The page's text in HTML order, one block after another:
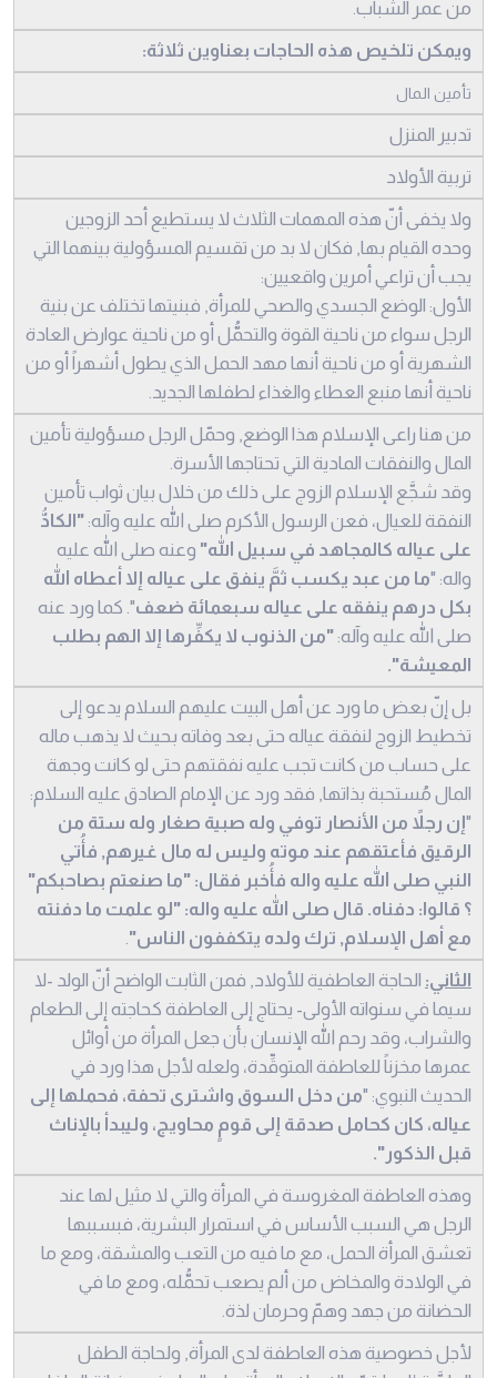
من عمر الشباب.
ويمكن تلخيص هذه الحاجات بعناوين ثلاثة:
تأمين المال
تدبير المنزل
تربية الأولاد
ولا يخفى أنّ هذه المهمات الثلاث لا يستطيع أحد الزوجين
وحده القيام بها, فكان لا بد من تقسيم المسؤولية بينهما التي
يجب أن تراعي أمرين واقعيين:
الأول: الوضع الجسدي والصحي للمرأة, فبنيتها تختلف عن بنية
الرجل سواء من ناحية القوة والتحمُّل أو من ناحية عوارض العادة
الشهرية أو من ناحية أنها مهد الحمل الذي يطول أشهراً أو من
ناحية أنها منبع العطاء والغذاء لطفلها الجديد.
من هنا راعى الإسلام هذا الوضع, وحمّل الرجل مسؤولية تأمين
المال والنفقات المادية التي تحتاجها الأسرة.
وقد شجَّع الإسلام الزوج على ذلك من خلال بيان ثواب تأمين
النفقة للعيال، فعن الرسول الأكرم صلى الله عليه وآله: "الكادُّ
على عياله كالمجاهد في سبيل الله" وعنه صلى الله عليه
واله: "ما من عبد يكسب ثمَّ ينفق على عياله إلا أعطاه الله
بكل درهم ينفقه على عياله سبعمائة ضعف". كما ورد عنه
صلى الله عليه وآله: "من الذنوب لا يكفِّرها إلا الهم بطلب
المعيشة".
بل إنّ بعض ما ورد عن أهل البيت عليهم السلام يدعو إلى
تخطيط الزوج لنفقة عياله حتى بعد وفاته بحيث لا يذهب ماله
على حساب من كانت تجب عليه نفقتهم حتى لو كانت وجهة
المال مُستحبة بذاتها, فقد ورد عن الإمام الصادق عليه السلام:
"إن رجلاً من الأنصار توفي وله صبية صغار وله ستة من
الرقيق فأعتقهم عند موته وليس له مال غيرهم, فأُتي
النبي صلى الله عليه واله فأُخبر فقال: "ما صنعتم بصاحبكم"
؟ قالوا: دفناه. قال صلى الله عليه واله: "لو علمت ما دفنته
مع أهل الإسلام, ترك ولده يتكففون الناس"
الثاني: الحاجة العاطفية للأولاد, فمن الثابت الواضح أنّ الولد -لا
سيما في سنواته الأولى- يحتاج إلى العاطفة كحاجته إلى الطعام
والشراب، وقد رحم الله الإنسان بأن جعل المرأة من أوائل
عمرها مخزناً للعاطفة المتوقِّدة، ولعله لأجل هذا ورد في
الحديث النبوي: "من دخل السوق واشترى تحفة، فحملها إلى
عياله، كان كحامل صدقة إلى قومٍ محاويج، وليبدأ بالإناث
قبل الذكور".
وهذه العاطفة المغروسة في المرأة والتي لا مثيل لها عند
الرجل هي السبب الأساس في استمرار البشرية، فبسببها
تعشق المرأة الحمل، مع ما فيه من التعب والمشقة، ومع ما
في الولادة والمخاض من ألم يصعب تحمُّله، ومع ما في
الحضانة من جهد وهمّ وحرمان لذة.
لأجل خصوصية هذه العاطفة لدى المرأة, ولحاجة الطفل